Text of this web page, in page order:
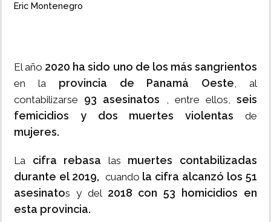
Eric Montenegro
El año 2020 ha sido uno de los más sangrientos
en laprovincia de Panamá Oeste, al
contabilizarse 93 asesinatos , entre ellos,seis
femicidios y dos muertes violentas de
mujeres.
La cifra rebasa las muertes contabilizadas
durante el 2019, cuando la cifra alcanzó los 51
asesinatos y del 2018 con 53 homicidios en
esta provincia.